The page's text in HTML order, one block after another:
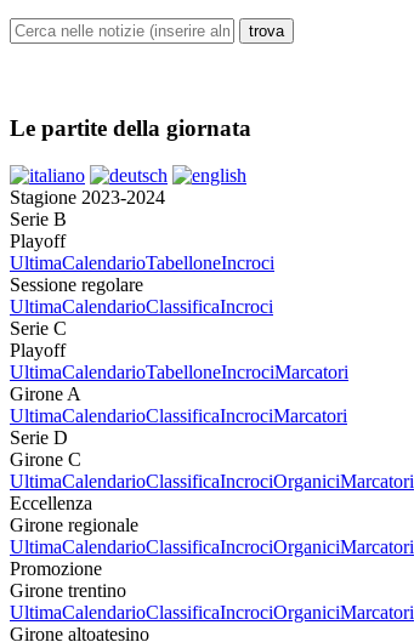
Le partite della giornata
Stagione 2023-2024
Serie B
Playoff
UltimaCalendarioTabelloneIncroci
Sessione regolare
UltimaCalendarioClassificaIncroci
Serie C
Playoff
UltimaCalendarioTabelloneIncrociMarcatori
Girone A
UltimaCalendarioClassificaIncrociMarcatori
Serie D
Girone C
UltimaCalendarioClassificaIncrociOrganiciMarcatori
Eccellenza
Girone regionale
UltimaCalendarioClassificaIncrociOrganiciMarcatori
Promozione
Girone trentino
UltimaCalendarioClassificaIncrociOrganiciMarcatori
Girone altoatesino